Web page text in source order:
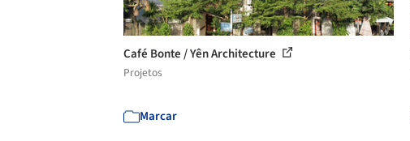
Café Bonte / Yên Architecture
Projetos
Marcar